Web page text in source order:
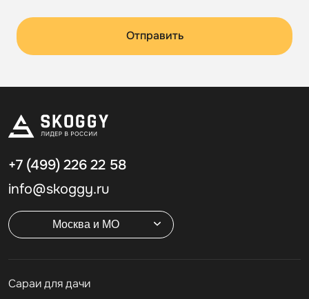
Отправить
+7 (499) 226 22 58
info@skoggy.ru
Москва и МО
Cараи для дачи